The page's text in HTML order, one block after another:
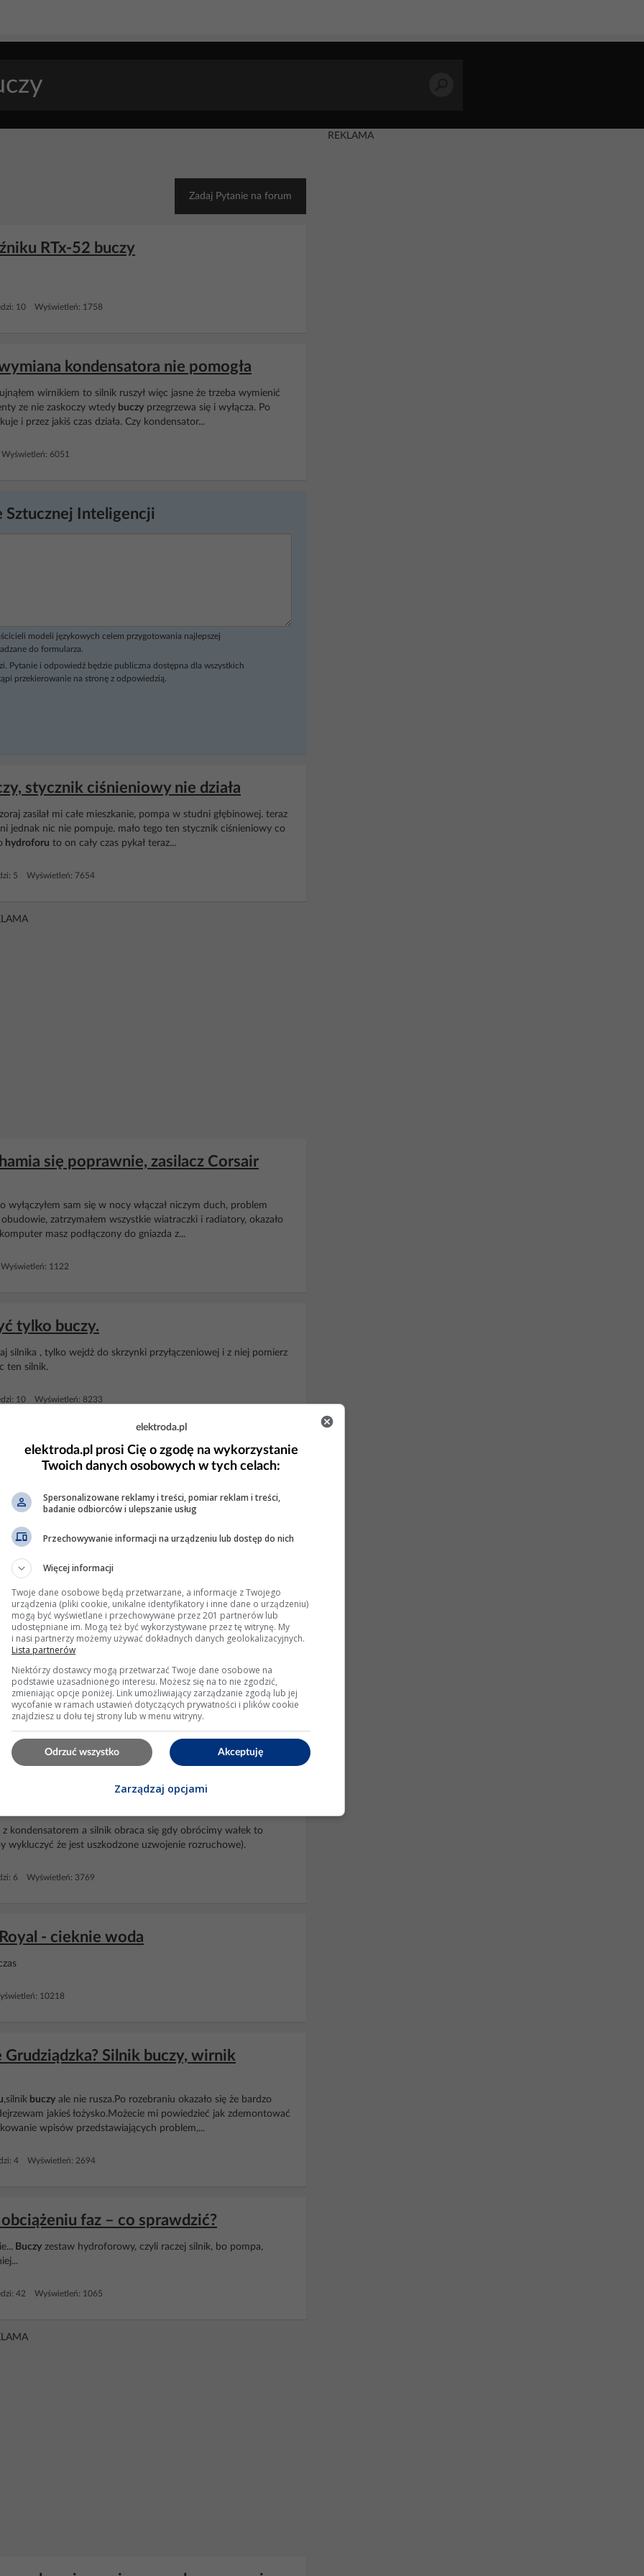
Zadaj Pytanie na forum
RTx-52 buczy
10 Wyświetleń: 1758
kondensatora nie pomogła
wirnikiem to silnik ruszył więc jasne że trzeba wymienić
ze nie zaskoczy wtedy buczy przegrzewa się i wyłącza. Po
i przez jakiś czas działa. Czy kondensator...
6051
Sztucznej Inteligencji
modeli językowych celem przygotowania najlepszej
do formularza.
Pytanie i odpowiedź będzie publiczna dostępna dla wszystkich
przekierowanie na stronę z odpowiedzią.
stycznik ciśnieniowy nie działa
zasilał mi całe mieszkanie, pompa w studni głębinowej. teraz
jednak nic nie pompuje. mało tego ten stycznik ciśnieniowy co
hydroforu to on cały czas pykał teraz...
5 Wyświetleń: 7654
się poprawnie, zasilacz Corsair
sam się w nocy włączał niczym duch, problem
zatrzymałem wszystkie wiatraczki i radiatory, okazało
masz podłączony do gniazda z...
1122
tylko buczy.
, tylko wejdż do skrzynki przyłączeniowej i z niej pomierz
ten silnik.
10 Wyświetleń: 8233
mocy, wkręca się dopiero powyżej
hydroforu czy pralki etc.
29 Wyświetleń: 2124
nie obraca się po wymianie łożysk
kondensatorem a silnik obraca się gdy obrócimy wałek to
że jest uszkodzone uzwojenie rozruchowe).
6 Wyświetleń: 3769
- cieknie woda
10218
Silnik buczy, wirnik
,silnik buczy ale nie rusza.Po rozebraniu okazało się że bardzo
jakieś łożysko.Możecie mi powiedzieć jak zdemontować
wpisów przedstawiających problem,...
4 Wyświetleń: 2694
faz – co sprawdzić?
Buczy zestaw hydroforowy, czyli raczej silnik, bo pompa,
42 Wyświetleń: 1065
REKLAMA
elektroda.pl
elektroda.pl prosi Cię o zgodę na wykorzystanie
Twoich danych osobowych w tych celach:
Spersonalizowane reklamy i treści, pomiar reklam i treści,
badanie odbiorców i ulepszanie usług
Przechowywanie informacji na urządzeniu lub dostęp do nich
Więcej informacji
Twoje dane osobowe będą przetwarzane, a informacje z Twojego
urządzenia (pliki cookie, unikalne identyfikatory i inne dane o urządzeniu)
mogą być wyświetlane i przechowywane przez 201 partnerów lub
udostępniane im. Mogą też być wykorzystywane przez tę witrynę. My
i nasi partnerzy możemy używać dokładnych danych geolokalizacyjnych.
Lista partnerów
Niektórzy dostawcy mogą przetwarzać Twoje dane osobowe na
podstawie uzasadnionego interesu. Możesz się na to nie zgodzić,
zmieniając opcje poniżej. Link umożliwiający zarządzanie zgodą lub jej
wycofanie w ramach ustawień dotyczących prywatności i plików cookie
znajdziesz u dołu tej strony lub w menu witryny.
Akceptuję
Odrzuć wszystko
Zarządzaj opcjami